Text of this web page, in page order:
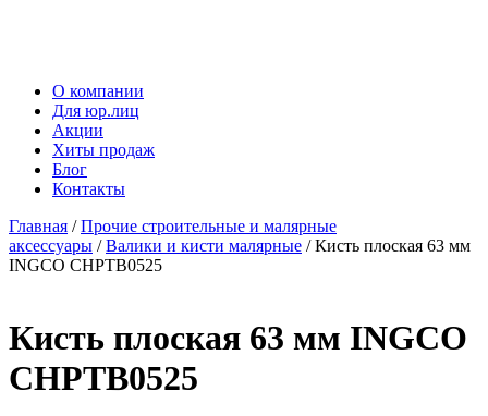
О компании
Для юр.лиц
Акции
Хиты продаж
Блог
Контакты
Главная /Прочие строительные и малярные
аксессуары /Валики и кисти малярные / Кисть плоская 63 мм
INGCO CHPTB0525
Кисть плоская 63 мм INGCO
CHPTB0525